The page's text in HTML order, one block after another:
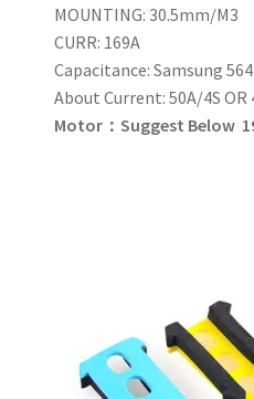
MOUNTING: 30.5mm/M3
CURR: 169A
Capacitance: Samsung
About Current: 50A/4S
Motor：Suggest Below